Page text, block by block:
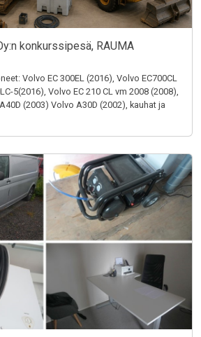
konkurssipesä, RAUMA
Volvo EC 300EL (2016), Volvo EC700CL
5(2016), Volvo EC 210 CL vm 2008 (2008),
(2003) Volvo A30D (2002), kauhat ja